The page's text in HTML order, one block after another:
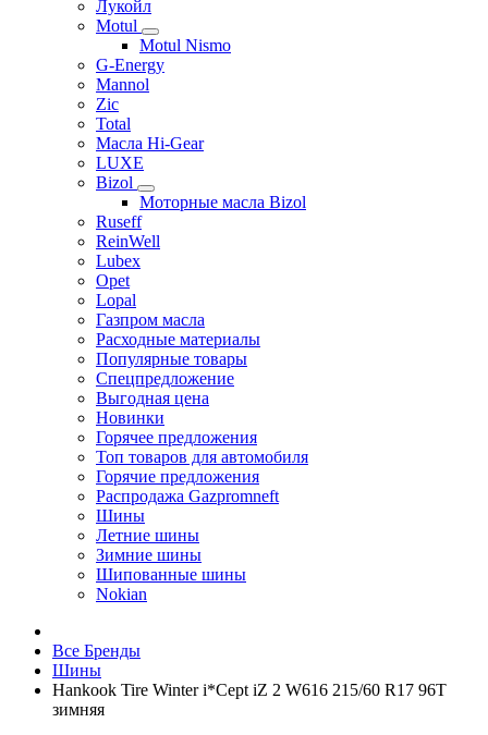
Лукойл
Motul
Motul Nismo
G-Energy
Mannol
Zic
Total
Масла Hi-Gear
LUXE
Bizol
Моторные масла Bizol
Ruseff
ReinWell
Lubex
Opet
Lopal
Газпром масла
Расходные материалы
Популярные товары
Спецпредложение
Выгодная цена
Новинки
Горячее предложения
Топ товаров для автомобиля
Горячие предложения
Распродажа Gazpromneft
Шины
Летние шины
Зимние шины
Шипованные шины
Nokian
Все Бренды
Шины
Hankook Tire Winter i*Cept iZ 2 W616 215/60 R17 96T
зимняя